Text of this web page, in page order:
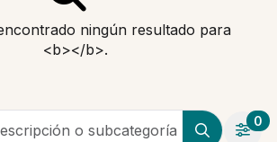
ningún resultado para
<b></b>.
o subcategoría
0